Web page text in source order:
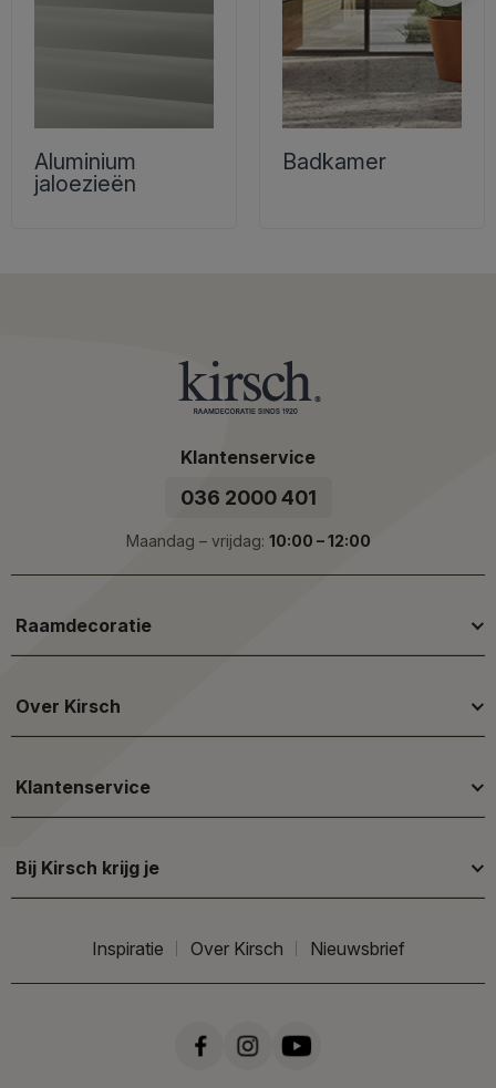
Aluminium
jaloezieën
Badkamer
Klantenservice
036 2000 401
Maandag – vrijdag: 10:00 – 12:00
Raamdecoratie
Over Kirsch
Klantenservice
Bij Kirsch krijg je
Inspiratie Over Kirsch Nieuwsbrief